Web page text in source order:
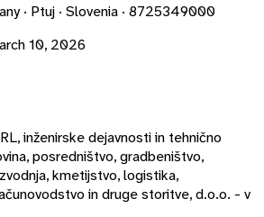
· Ptuj · Slovenia · 8725349000
10, 2026
inženirske dejavnosti in tehnično
posredništvo, gradbeništvo,
kmetijstvo, logistika,
in druge storitve, d.o.o. - v